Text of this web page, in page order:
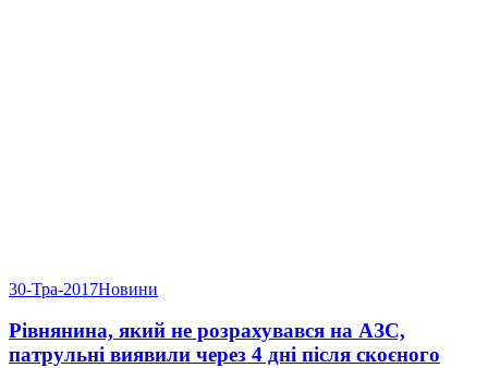
30-Тра-2017Новини
Рівнянина, який не розрахувався на АЗС,
патрульні виявили через 4 дні після скоєного